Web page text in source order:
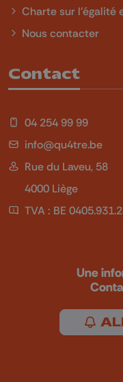
Charte sur l'égalité
Nous contacter
Contact
04 254 99 99
info@qu4tre.be
Rue du Laveu, 58
4000 Liège
TVA : BE
Une